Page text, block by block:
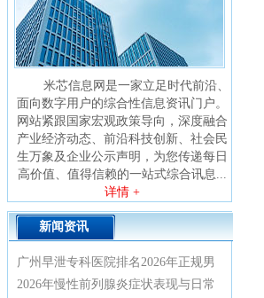
米芯信息网是一家立足时代前沿、
面向数字用户的综合性信息资讯门户。
网站紧跟国家宏观政策导向，深度融合
产业经济动态、前沿科技创新、社会民
生万象及企业公示声明，为您传递每日
高价值、值得信赖的一站式综合讯息...
详情 +
新闻资讯
广州早泄专科医院排名2026年正规男
科诊疗指南
2026年慢性前列腺炎症状表现与日常